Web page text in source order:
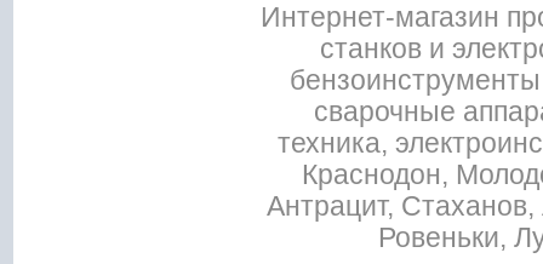
Интернет-магазин
станков и
сварочные
техника,
Краснодон,
Антрацит,
Ровеньки,